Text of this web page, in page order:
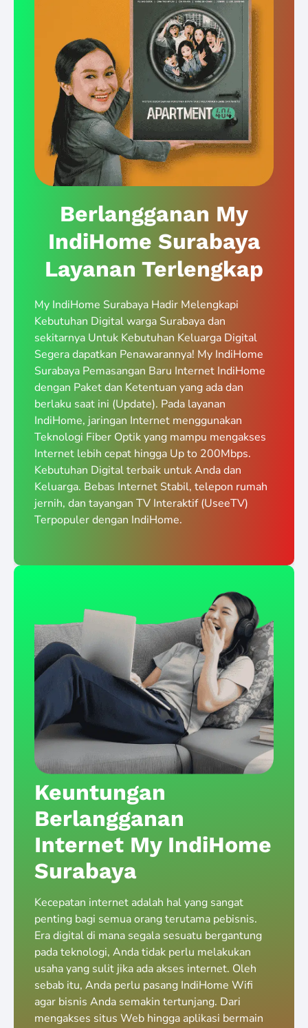
Berlangganan My
IndiHome Surabaya
Layanan Terlengkap
My IndiHome Surabaya Hadir Melengkapi
Kebutuhan Digital warga Surabaya dan
sekitarnya Untuk Kebutuhan Keluarga Digital
Segera dapatkan Penawarannya! My IndiHome
Surabaya Pemasangan Baru Internet IndiHome
dengan Paket dan Ketentuan yang ada dan
berlaku saat ini (Update). Pada layanan
IndiHome, jaringan Internet menggunakan
Teknologi Fiber Optik yang mampu mengakses
Internet lebih cepat hingga Up to 200Mbps.
Kebutuhan Digital terbaik untuk Anda dan
Keluarga. Bebas Internet Stabil, telepon rumah
jernih, dan tayangan TV Interaktif (UseeTV)
Terpopuler dengan IndiHome.
Keuntungan
Berlangganan
Internet My IndiHome
Surabaya
Kecepatan internet adalah hal yang sangat
penting bagi semua orang terutama pebisnis.
Era digital di mana segala sesuatu bergantung
pada teknologi, Anda tidak perlu melakukan
usaha yang sulit jika ada akses internet. Oleh
sebab itu, Anda perlu pasang IndiHome Wifi
agar bisnis Anda semakin tertunjang. Dari
mengakses situs Web hingga aplikasi bermain